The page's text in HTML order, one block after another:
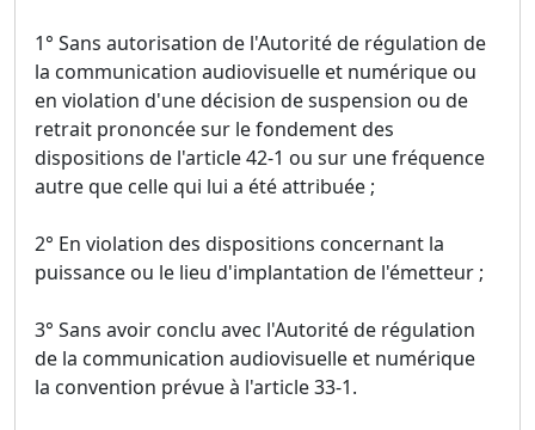
1° Sans autorisation de l'Autorité de régulation de
la communication audiovisuelle et numérique ou
en violation d'une décision de suspension ou de
retrait prononcée sur le fondement des
dispositions de l'article 42-1 ou sur une fréquence
autre que celle qui lui a été attribuée ;
2° En violation des dispositions concernant la
puissance ou le lieu d'implantation de l'émetteur ;
3° Sans avoir conclu avec l'Autorité de régulation
de la communication audiovisuelle et numérique
la convention prévue à l'article 33-1.